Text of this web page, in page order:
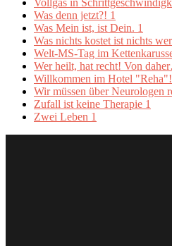
Vollgas in
Was denn jetzt?! 1
Was Mein ist, ist Dein. 1
Was nichts kostet ist nichts
Welt-MS-Tag im
Wer heilt, hat recht! Von
Willkommen im Hotel "Reha"!
Wir müssen über Neurologen
Zufall ist keine Therapie 1
Zwei Leben 1